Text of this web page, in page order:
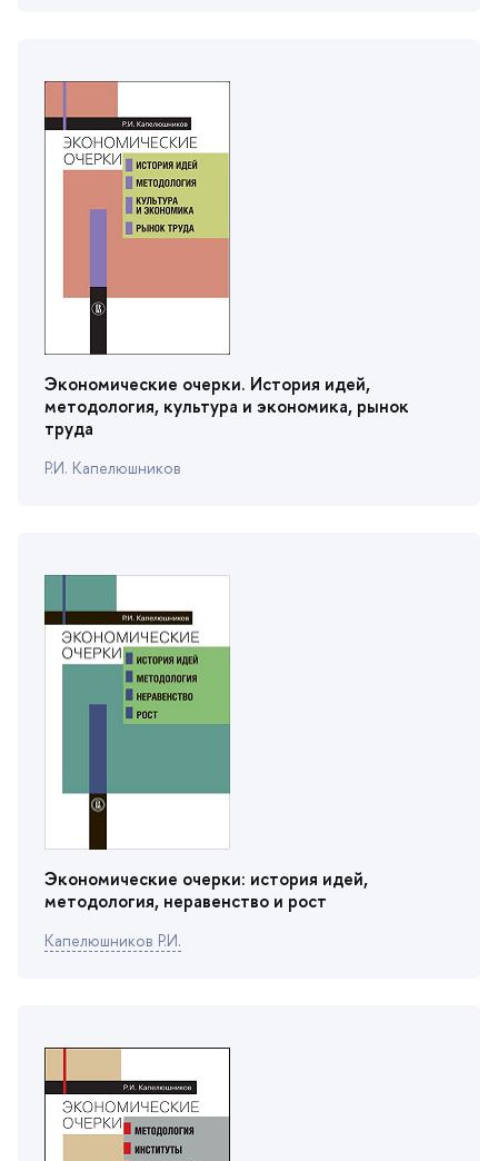
Экономические очерки. История идей,
методология, культура и экономика, рынок
труда
Р.И. Капелюшнико
Экономические очерки: история идей,
методология, неравенство и рост
Капелюшников Р.И.